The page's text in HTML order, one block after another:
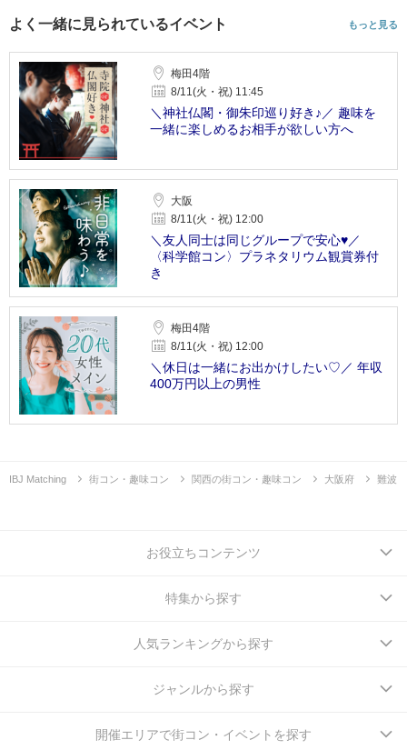
よく一緒に見られているイベント もっと見る
梅田4階
8/11(火・祝) 11:45
＼神社仏閣・御朱印巡り好き♪／ 趣味を
一緒に楽しめるお相手が欲しい方へ
大阪
8/11(火・祝) 12:00
＼友人同士は同じグループで安心♥／
〈科学館コン〉プラネタリウム観賞券付
き
梅田4階
8/11(火・祝) 12:00
＼休日は一緒にお出かけしたい♡／ 年収
400万円以上の男性
IBJ Matching 街コン・趣味コン 関西の街コン・趣味コン 大阪府 難波
お役立ちコンテンツ
特集から探す
人気ランキングから探す
ジャンルから探す
開催エリアで街コン・イベントを探す